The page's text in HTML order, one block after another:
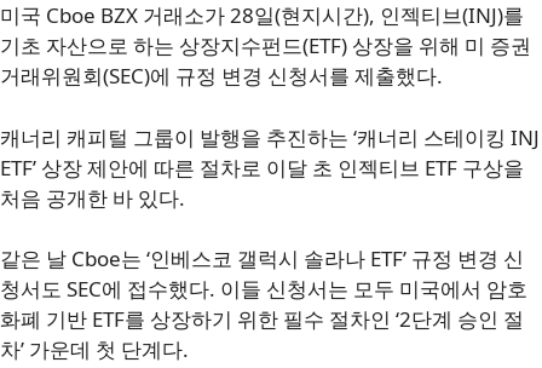
미국 Cboe BZX 거래소가 28일(현지시간), 인젝티브(INJ)를
기초 자산으로 하는 상장지수펀드(ETF) 상장을 위해 미 증권
거래위원회(SEC)에 규정 변경 신청서를 제출했다.
캐너리 캐피털 그룹이 발행을 추진하는 ‘캐너리 스테이킹 INJ
ETF’ 상장 제안에 따른 절차로 이달 초 인젝티브 ETF 구상을
처음 공개한 바 있다.
같은 날 Cboe는 ‘인베스코 갤럭시 솔라나 ETF’ 규정 변경 신
청서도 SEC에 접수했다. 이들 신청서는 모두 미국에서 암호
화폐 기반 ETF를 상장하기 위한 필수 절차인 ‘2단계 승인 절
차’ 가운데 첫 단계다.